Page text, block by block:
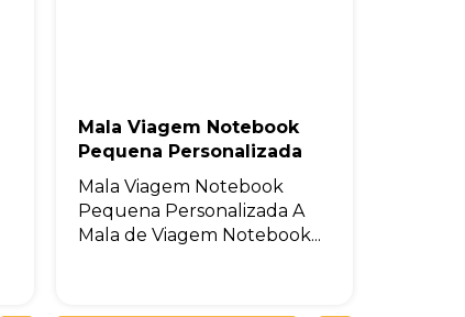
Mala Viagem Notebook
Pequena Personalizada
Mala Viagem Notebook
Pequena Personalizada A
Mala de Viagem Notebook...